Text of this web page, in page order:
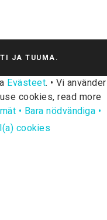
JA TUUMA.
Evästeet. • Vi använder
cookies, read more
• Bara nödvändiga •
cookies